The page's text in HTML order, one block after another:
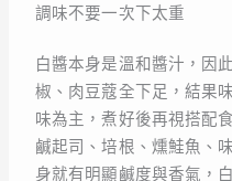
調味不要一次下太重
白醬本身是溫和醬汁，因
椒、肉豆蔻全下足，結果
味為主，煮好後再視搭配
鹹起司、培根、燻鮭魚、
身就有明顯鹹度與香氣，